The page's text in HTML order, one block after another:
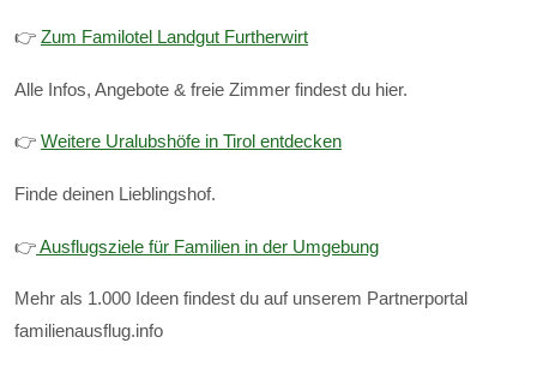
👉 Zum Familotel Landgut Furtherwirt
Alle Infos, Angebote & freie Zimmer findest du hier.
👉 Weitere Uralubshöfe in Tirol entdecken
Finde deinen Lieblingshof.
👉Ausflugsziele für Familien in der Umgebung
Mehr als 1.000 Ideen findest du auf unserem Partnerportal
familienausflug.info